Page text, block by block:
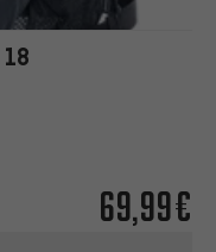
18
69,99€